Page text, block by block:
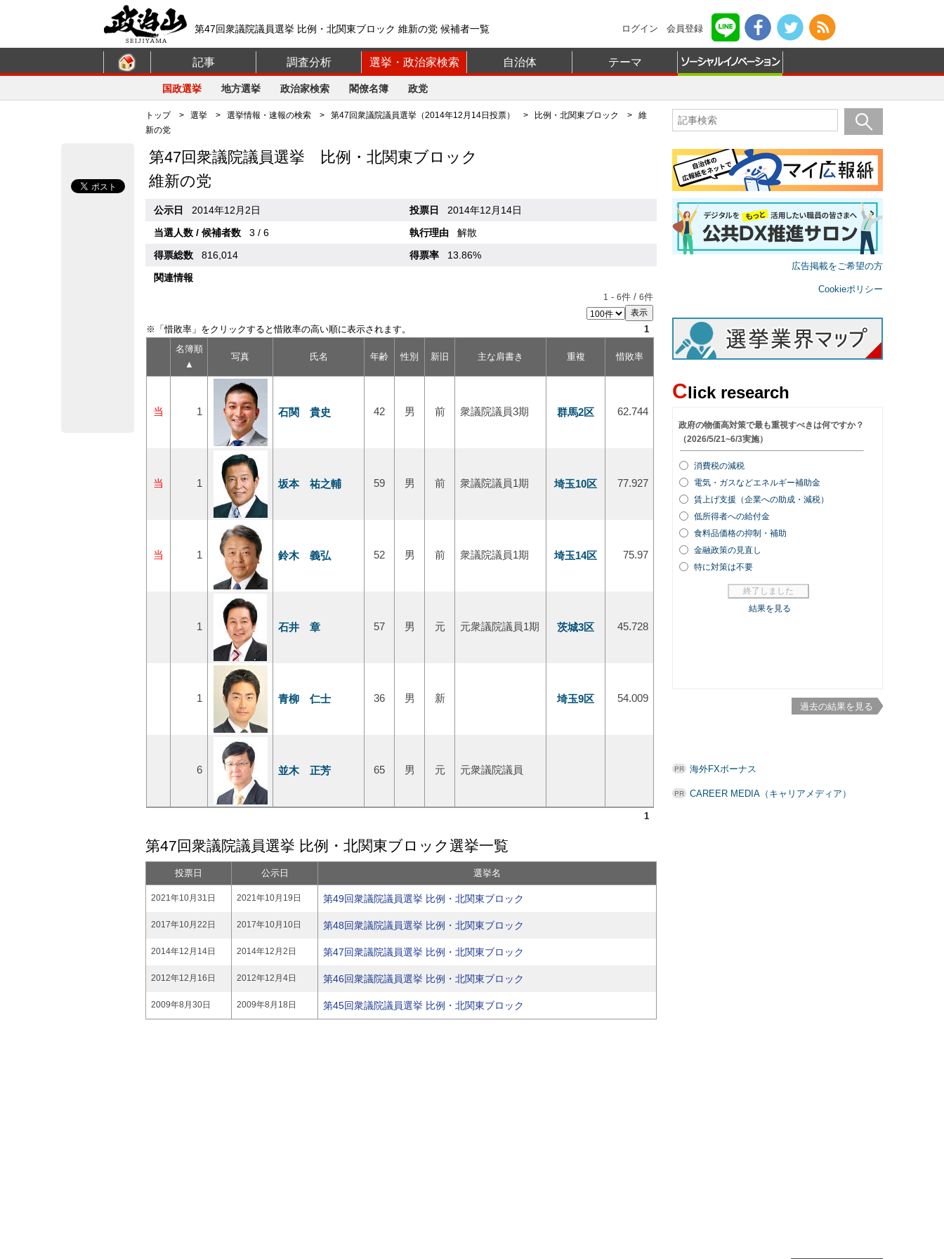
第47回衆議院議員選挙 比例・北関東ブロック 維新の党 候補者一覧 ログイン 会員登録
記事 調査分析 選挙・政治家検索 自治体 テーマ
国政選挙 地方選挙 政治家検索 閣僚名簿 政党
トップ> 選挙 > 選挙情報・速報の検索 > 第47回衆議院議員選挙（2014年12月14日投票） > 比例・北関東ブロック
> 維
新の党
第47回衆議院議員選挙 比例・北関東ブロック
維新の党
公示日 2014年12月2日 投票日
2014年12月14日
当選人数 / 候補者数
3 / 6 執行理由
解散
得票総数
816,014 得票率
13.86%
関連情報
1 - 6件 / 6件
※「惜敗率」をクリックすると惜敗率の高い順に表示されます。
1
名簿順
▲
写真 氏名 年齢 性別 新旧 主な肩書き 重複 惜敗率
当 1 石関 貴史 42 男 前 衆議院議員3期 群馬2区 62.744
当 1 坂本 祐之輔 59 男 前 衆議院議員1期 埼玉10区 77.927
当 1 鈴木 義弘 52 男 前 衆議院議員1期 埼玉14区 75.97
1 石井 章 57 男 元 元衆議院議員1期 茨城3区 45.728
1 青柳 仁士 36 男 新 埼玉9区 54.009
6 並木 正芳 65 男 元 元衆議院議員
1
第47回衆議院議員選挙 比例・北関東ブロック選挙一覧
投票日 公示日 選挙名
2021年10月31日 2021年10月19日 第49回衆議院議員選挙 比例・北関東ブロック
2017年10月22日 2017年10月10日 第48回衆議院議員選挙 比例・北関東ブロック
2014年12月14日 2014年12月2日 第47回衆議院議員選挙 比例・北関東ブロック
2012年12月16日 2012年12月4日 第46回衆議院議員選挙 比例・北関東ブロック
2009年8月30日 2009年8月18日 第45回衆議院議員選挙 比例・北関東ブロック
広告掲載をご希望の方
Cookieポリシー
Click research
過去の結果を見る
海外FXボーナス
CAREER MEDIA（キャリアメディア）